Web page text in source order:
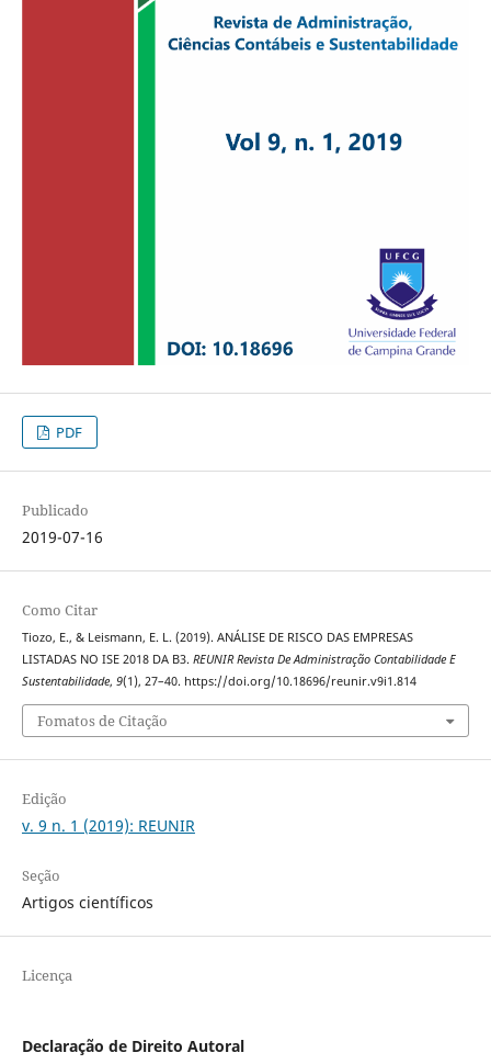
PDF
Publicado
2019-07-16
Como Citar
Tiozo, E., & Leismann, E. L. (2019). ANÁLISE DE RISCO DAS EMPRESAS
LISTADAS NO ISE 2018 DA B3. REUNIR Revista De Administração Contabilidade E
Sustentabilidade, 9(1), 27–40. https://doi.org/10.18696/reunir.v9i1.814
Fomatos de Citação
Edição
v. 9 n. 1 (2019): REUNIR
Seção
Artigos científicos
Licença
Declaração de Direito Autoral